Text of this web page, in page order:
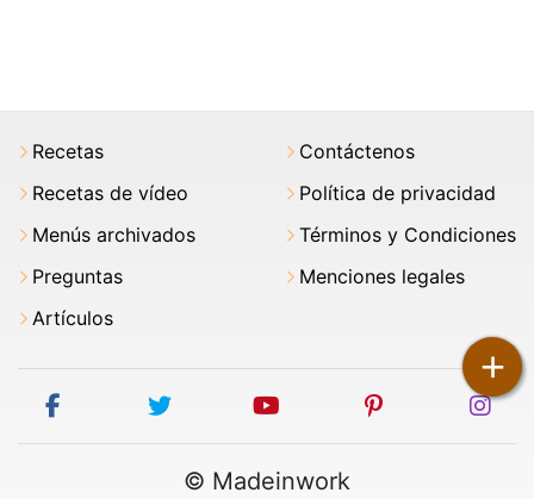
+
Recetas
Recetas de vídeo
Menús archivados
Preguntas
Artículos
Contáctenos
Política de privacidad
Términos y Condiciones
Menciones legales
facebook twitter youtube pinterest
© Madeinwork